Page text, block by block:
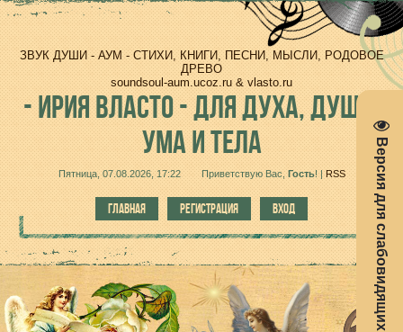
Версия для слабовидящих
ЗВУК ДУШИ - АУМ - СТИХИ, КНИГИ, ПЕСНИ, МЫСЛИ, РОДОВОЕ
ДРЕВО
soundsoul-aum.ucoz.ru & vlasto.ru
-ИРИЯ ВЛАСТО - ДЛЯ ДУХА, ДУШИ,
УМА И ТЕЛА
Пятница, 07.08.2026, 17:22 Приветствую Вас Гость!| RSS
ГЛАВНАЯ РЕГИСТРАЦИЯ ВХОД